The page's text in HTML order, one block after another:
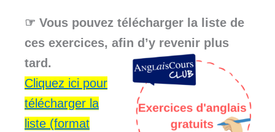
☞ Vous pouvez télécharger la liste de
ces exercices, afin d’y revenir plus
tard.
Cliquez ici pour
télécharger la
liste (format